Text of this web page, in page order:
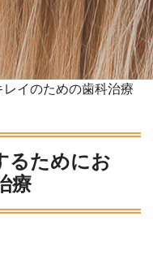
レイのための歯科治療
るためにお
療